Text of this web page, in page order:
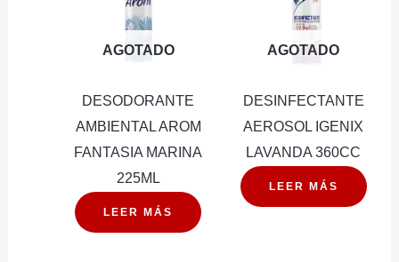
AGOTADO
DESODORANTE
AMBIENTAL AROM
FANTASIA MARINA
225ML
LEER MÁS
AGOTADO
DESINFECTANTE
AEROSOL IGENIX
LAVANDA 360CC
LEER MÁS